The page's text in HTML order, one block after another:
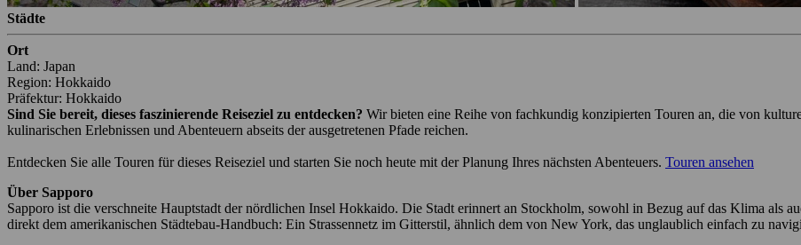
Städte
Ort
Land: Japan
Region: Hokkaido
Präfektur: Hokkaido
Sind Sie bereit, dieses faszinierende Reiseziel zu entdecken? Wir bieten eine Reihe von fachkundig konzipierten Touren an, die von
kulinarischen Erlebnissen und Abenteuern abseits der ausgetretenen Pfade reichen.
Entdecken Sie alle Touren für dieses Reiseziel und starten Sie noch heute mit der Planung Ihres nächsten Abenteuers. Touren ansehen
Über Sapporo
Sapporo ist die verschneite Hauptstadt der nördlichen Insel Hokkaido. Die Stadt erinnert an Stockholm, sowohl in Bezug auf das Klima als
direkt dem amerikanischen Städtebau-Handbuch: Ein Strassennetz im Gitterstil, ähnlich dem von New York, das unglaublich einfach zu